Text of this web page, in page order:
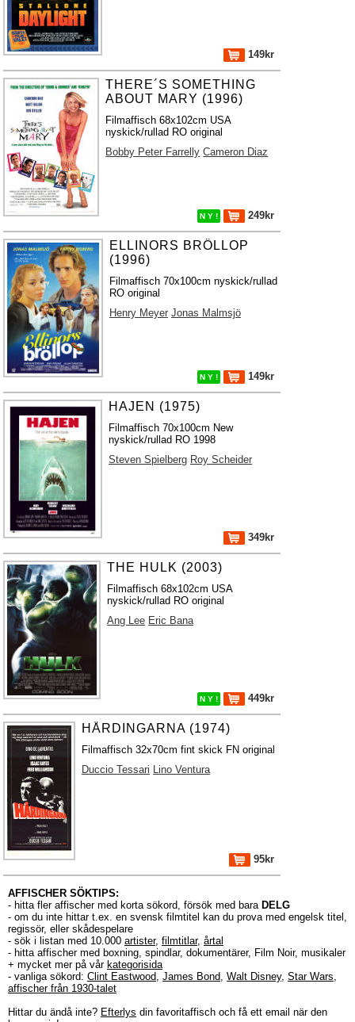
149kr
THERE´S SOMETHING
ABOUT MARY (1996)
Filmaffisch 68x102cm USA
nyskick/rullad RO original
Bobby Peter Farrelly Cameron Diaz
N Y ! 249kr
ELLINORS BRÖLLOP
(1996)
Filmaffisch 70x100cm nyskick/rullad
RO original
Henry Meyer Jonas Malmsjö
N Y ! 149kr
HAJEN (1975)
Filmaffisch 70x100cm New
nyskick/rullad RO 1998
Steven Spielberg Roy Scheider
349kr
THE HULK (2003)
Filmaffisch 68x102cm USA
nyskick/rullad RO original
Ang Lee Eric Bana
N Y ! 449kr
HÅRDINGARNA (1974)
Filmaffisch 32x70cm fint skick FN original
Duccio Tessari Lino Ventura
95kr
AFFISCHER SÖKTIPS:
- hitta fler affischer med korta sökord, försök med bara DELG
- om du inte hittar t.ex. en svensk filmtitel kan du prova med engelsk titel,
regissör, eller skådespelare
- sök i listan med 10.000 artister, filmtitlar, årtal
- hitta affischer med boxning, spindlar, dokumentärer, Film Noir, musikaler
+ mycket mer på vår kategorisida
- vanliga sökord: Clint Eastwood, James Bond, Walt Disney, Star Wars,
affischer från 1930-talet
Hittar du ändå inte? Efterlys din favoritaffisch och få ett email när den